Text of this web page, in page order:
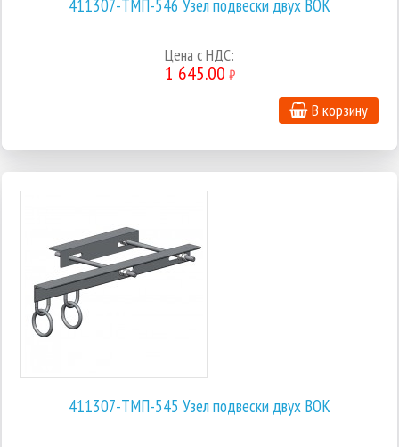
411307-ТМП-546 Узел подвески двух ВОК
Цена с НДС:
1 645.00 ₽
В корзину
411307-ТМП-545 Узел подвески двух ВОК